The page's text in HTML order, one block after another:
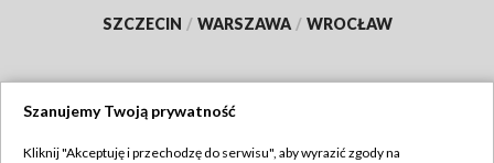
SZCZECIN / WARSZAWA / WROCŁAW
Szanujemy Twoją prywatność
Kliknij "Akceptuję i przechodzę do serwisu", aby wyrazić zgody na